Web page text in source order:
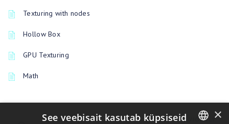
Texturing with nodes
Hollow Box
GPU Texturing
Math
PREVIOUSLY×
See veebisait kasutab küpsiseid